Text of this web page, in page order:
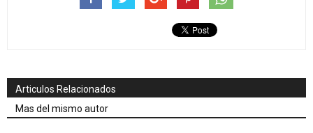
Articulos Relacionados
Mas del mismo autor